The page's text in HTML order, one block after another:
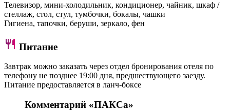
Телевизор, мини-холодильник, кондиционер, чайник, шкаф /
стеллаж, стол, стул, тумбочки, бокалы, чашки
Гигиена, тапочки, беруши, зеркало, фен
Питание
Завтрак можно заказать через отдел бронирования отеля по
телефону не позднее 19:00 дня, предшествующего заезду.
Питание предоставляется в ланч-боксе
Комментарий «ПАКСа»